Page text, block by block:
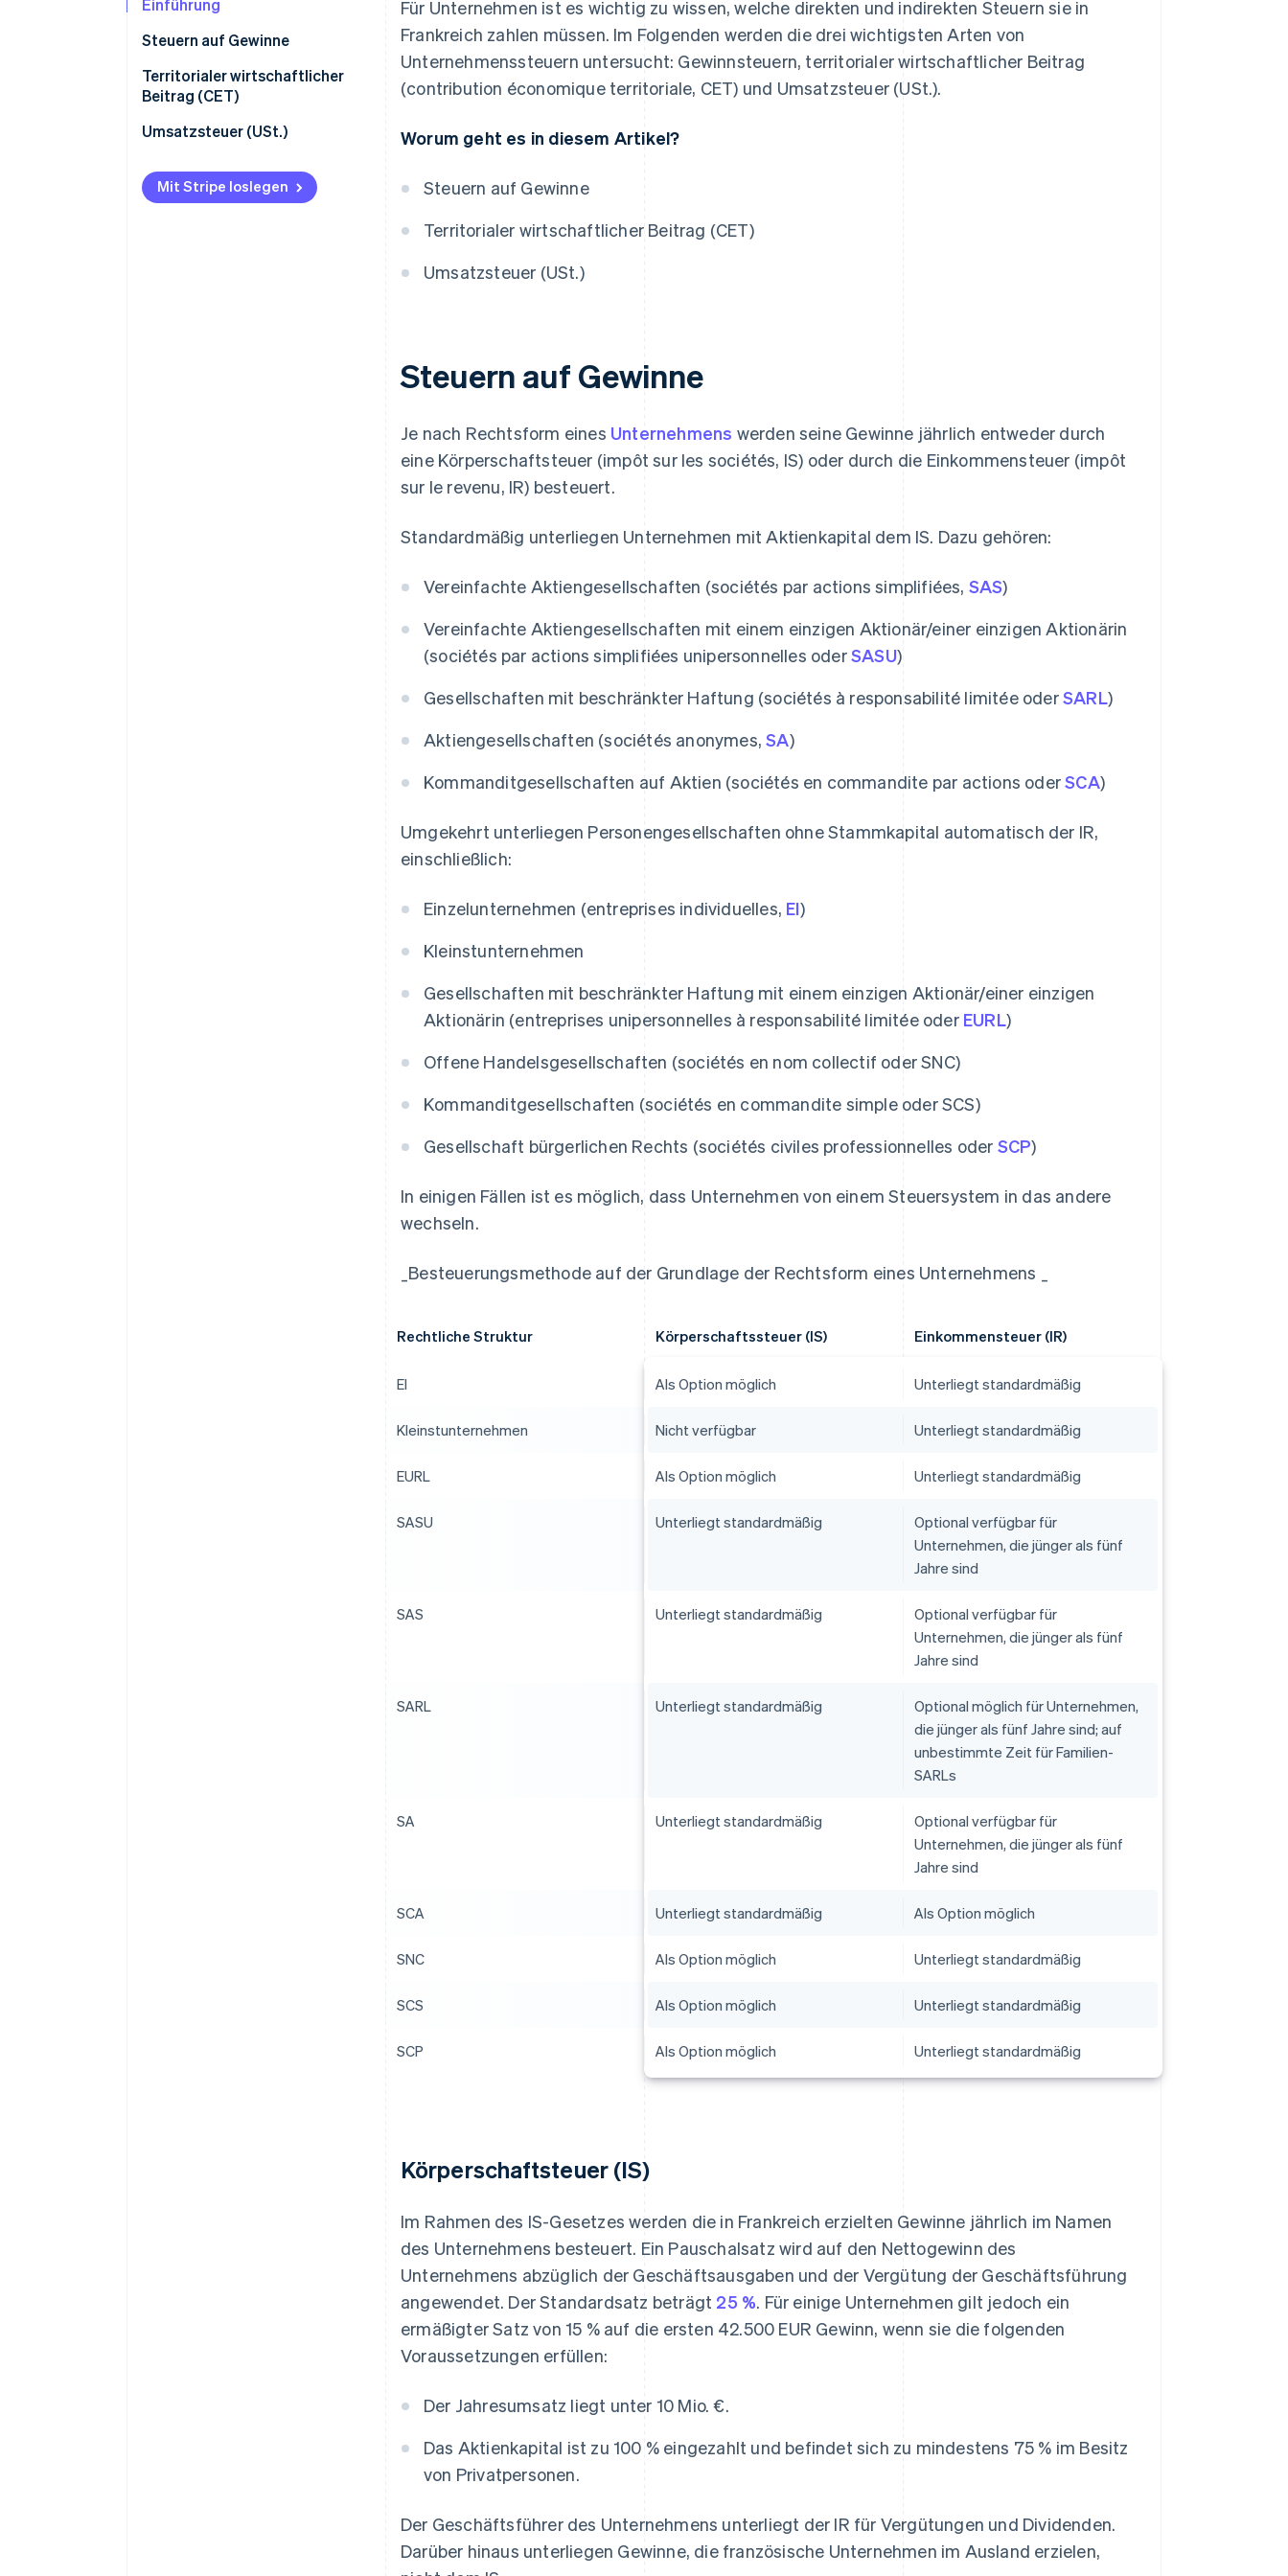
Einführung
Steuern auf Gewinne
Körperschaftsteuer (IS)
Einkommensteuer (IR)
Territorialer wirtschaftlicher
Beitrag (CET)
Gewerbesteuer (CFE)
Beitrag zur Wertschöpfung von
Unternehmen (CVAE)
Umsatzsteuer (USt.)
Mit Stripe loslegen
Für Unternehmen ist es wichtig zu wissen, welche direkten und indirekten Steuern sie in
Frankreich zahlen müssen. Im Folgenden werden die drei wichtigsten Arten von
Unternehmenssteuern untersucht: Gewinnsteuern, territorialer wirtschaftlicher Beitrag
(contribution économique territoriale, CET) und Umsatzsteuer (USt.).
Worum geht es in diesem Artikel?
Steuern auf Gewinne
Territorialer wirtschaftlicher Beitrag (CET)
Umsatzsteuer (USt.)
Steuern auf Gewinne
Je nach Rechtsform eines Unternehmens werden seine Gewinne jährlich entweder durch
eine Körperschaftsteuer (impôt sur les sociétés, IS) oder durch die Einkommensteuer (impôt
sur le revenu, IR) besteuert.
Standardmäßig unterliegen Unternehmen mit Aktienkapital dem IS. Dazu gehören:
Vereinfachte Aktiengesellschaften (sociétés par actions simplifiées, SAS)
Vereinfachte Aktiengesellschaften mit einem einzigen Aktionär/einer einzigen Aktionärin
(sociétés par actions simplifiées unipersonnelles oderSASU)
Gesellschaften mit beschränkter Haftung (sociétés à responsabilité limitée oderSARL)
Aktiengesellschaften (sociétés anonymes,SA)
Kommanditgesellschaften auf Aktien (sociétés en commandite par actions oderSCA)
Umgekehrt unterliegen Personengesellschaften ohne Stammkapital automatisch der IR,
einschließlich:
Einzelunternehmen (entreprises individuelles, EI)
Kleinstunternehmen
Gesellschaften mit beschränkter Haftung mit einem einzigen Aktionär/einer einzigen
Aktionärin (entreprises unipersonnelles à responsabilité limitée oder EURL)
Offene Handelsgesellschaften (sociétés en nom collectif oder SNC)
Kommanditgesellschaften (sociétés en commandite simple oder SCS)
Gesellschaft bürgerlichen Rechts (sociétés civiles professionnelles oder SCP)
In einigen Fällen ist es möglich, dass Unternehmen von einem Steuersystem in das andere
wechseln.
Besteuerungsmethode auf der Grundlage der Rechtsform eines Unternehmens _
Rechtliche Struktur Körperschaftssteuer (IS) Einkommensteuer (IR)
EI Als Option möglich Unterliegt standardmäßig
Kleinstunternehmen Nicht verfügbar Unterliegt standardmäßig
EURL Als Option möglich Unterliegt standardmäßig
SASU Unterliegt standardmäßig
Optional verfügbar für
Unternehmen, die jünger als fünf
Jahre sind
SAS Unterliegt standardmäßig
Optional verfügbar für
Unternehmen, die jünger als fünf
Jahre sind
SARL Unterliegt standardmäßig
Optional möglich für Unternehmen,
die jünger als fünf Jahre sind; auf
unbestimmte Zeit für Familien-
SARLs
SA Unterliegt standardmäßig
Optional verfügbar für
Unternehmen, die jünger als fünf
Jahre sind
SCA Unterliegt standardmäßig Als Option möglich
SNC Als Option möglich Unterliegt standardmäßig
SCS Als Option möglich Unterliegt standardmäßig
SCP Als Option möglich Unterliegt standardmäßig
Körperschaftsteuer (IS)
Im Rahmen des IS-Gesetzes werden die in Frankreich erzielten Gewinne jährlich im Namen
des Unternehmens besteuert. Ein Pauschalsatz wird auf den Nettogewinn des
Unternehmens abzüglich der Geschäftsausgaben und der Vergütung der Geschäftsführung
angewendet. Der Standardsatz beträgt 25 %. Für einige Unternehmen gilt jedoch ein
ermäßigter Satz von 15 % auf die ersten 42.500 EUR Gewinn, wenn sie die folgenden
Voraussetzungen erfüllen:
Der Jahresumsatz liegt unter 10 Mio. €.
Das Aktienkapital ist zu 100 % eingezahlt und befindet sich zu mindestens 75 % im Besitz
von Privatpersonen.
Der Geschäftsführer des Unternehmens unterliegt der IR für Vergütungen und Dividenden.
Darüber hinaus unterliegen Gewinne, die französische Unternehmen im Ausland erzielen,